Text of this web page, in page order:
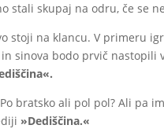
stali skupaj na odru, če se
stoji na klancu. V primeru
sinova bodo prvič nastopili
bratsko ali pol pol? Ali pa
»Dediščina.«